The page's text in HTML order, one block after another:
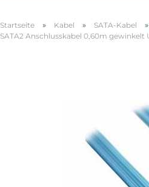
Startseite » Kabel » SATA-Kabel »
SATA2 Anschlusskabel 0,60m